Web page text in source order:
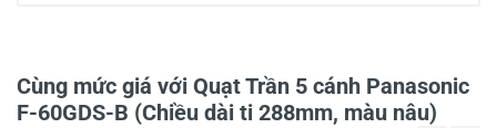
Cùng mức giá với Quạt Trần 5 cánh Panasonic
F-60GDS-B (Chiều dài ti 288mm, màu nâu)